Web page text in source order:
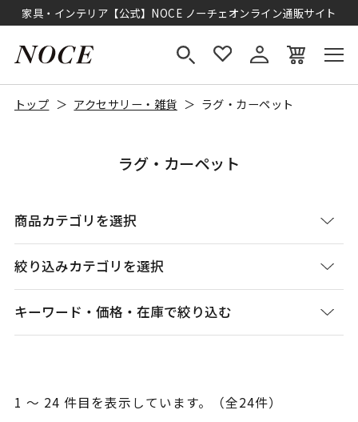
家具・インテリア【公式】NOCE ノーチェオンライン通販サイト
トップ アクセサリー・雑貨 ラグ・カーペット
ラグ・カーペット
商品カテゴリを選択
絞り込みカテゴリを選択
キーワード・価格・在庫で絞り込む
1 ～ 24 件目を表示しています。（全24件）